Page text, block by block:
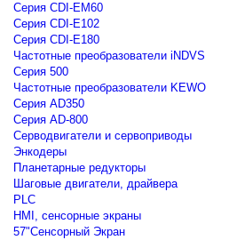
Серия CDI-EM60
Серия CDI-E102
Серия CDI-E180
Частотные преобразователи iNDVS
Серия 500
Частотные преобразователи KEWO
Серия AD350
Серия AD-800
Серводвигатели и сервоприводы
Энкодеры
Планетарные редукторы
Шаговые двигатели, драйвера
PLC
HMI, сенсорные экраны
57"Сенсорный Экран